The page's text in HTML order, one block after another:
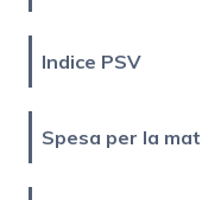
Indice PSV
Spesa per la